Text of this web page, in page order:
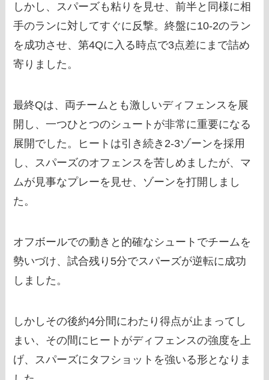
しかし、スパーズも粘りを見せ、前半と同様に相
手のランに対してすぐに反撃。終盤に10-2のラン
を成功させ、第4Qに入る時点で3点差にまで詰め
寄りました。
最終Qは、両チームとも激しいディフェンスを展
開し、一つひとつのシュートが非常に重要になる
展開でした。ヒートは引き続き2-3ゾーンを採用
し、スパーズのオフェンスを苦しめましたが、マ
ムが見事なプレーを見せ、ゾーンを打開しまし
た。
オフボールでの動きと的確なシュートでチームを
勢いづけ、試合残り5分でスパーズが逆転に成功
しました。
しかしその後約4分間にわたり得点が止まってし
まい、その間にヒートがディフェンスの強度を上
げ、スパーズにタフショットを強いる形となりま